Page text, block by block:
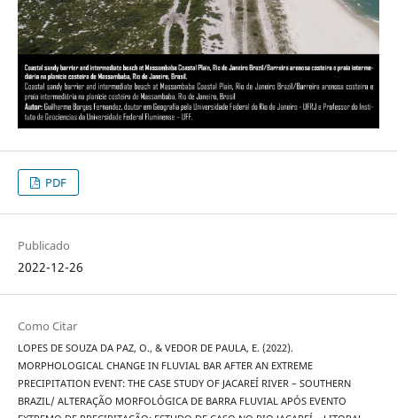
PDF
Publicado
2022-12-26
Como Citar
LOPES DE SOUZA DA PAZ, O., & VEDOR DE PAULA, E. (2022).
MORPHOLOGICAL CHANGE IN FLUVIAL BAR AFTER AN EXTREME
PRECIPITATION EVENT: THE CASE STUDY OF JACAREÍ RIVER – SOUTHERN
BRAZIL/ ALTERAÇÃO MORFOLÓGICA DE BARRA FLUVIAL APÓS EVENTO